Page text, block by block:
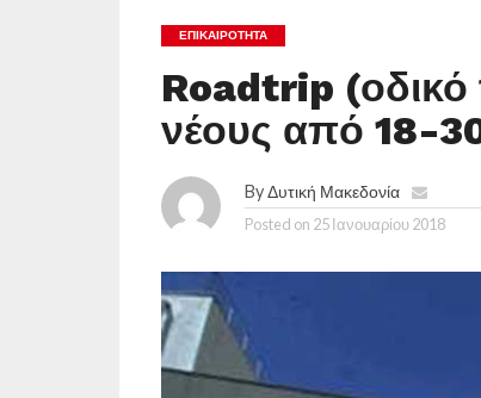
ΕΠΙΚΑΙΡΟΤΗΤΑ
Roadtrip (οδικό
νέους από 18-
ByΔυτική Μακεδονία
Posted on 25 Ιανουαρίου 2018